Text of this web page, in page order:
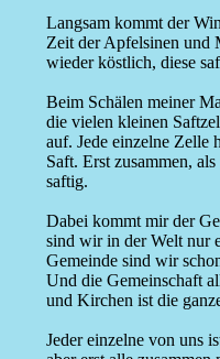
Langsam kommt der
Zeit der Apfelsinen und
wieder köstlich, diese
Beim Schälen meiner
die vielen kleinen
auf. Jede einzelne Zelle
Saft. Erst zusammen,
saftig.
Dabei kommt mir der
sind wir in der Welt nur
Gemeinde sind wir
Und die Gemeinschaft
und Kirchen ist die
Jeder einzelne von uns